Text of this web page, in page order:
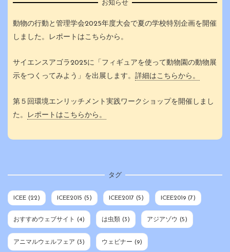
お知らせ
動物の行動と管理学会2025年度大会で夏の学校特別企画を開催
しました。レポートはこちらから。
サイエンスアゴラ2025に「フィギュアを使って動物園の動物展
示をつくってみよう」を出展します。 詳細はこちらから。
第５回環境エンリッチメント実践ワークショップを開催しまし
た。
レポートはこちらから。
タグ
ICEE (22) ICEE2015 (5) ICEE2017 (5) ICEE2019 (7)
おすすめウェブサイト (4) は虫類 (3) アジアゾウ (5)
アニマルウェルフェア (3) ウェビナー (9)